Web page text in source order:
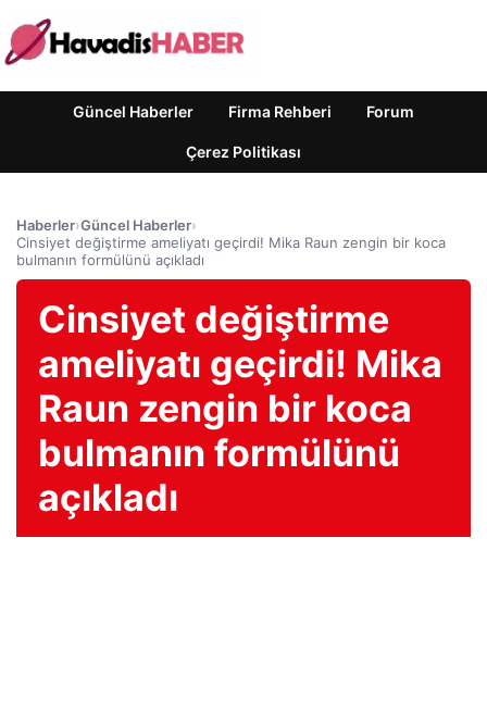
Güncel Haberler Firma Rehberi Forum
Çerez Politikası
Haberler›Güncel Haberler›
Cinsiyet değiştirme ameliyatı geçirdi! Mika Raun zengin bir koca
bulmanın formülünü açıkladı
Cinsiyet değiştirme
ameliyatı geçirdi! Mika
Raun zengin bir koca
bulmanın formülünü
açıkladı